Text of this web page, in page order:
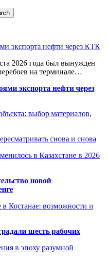
экспорта нефти через КТК
2026 года был вынужден
на терминале…
экспорта нефти через
выбор материалов,
снова и снова
в Казахстане в 2026
новой
Костанае: возможности и
шесть рабочих
в эпоху разумной